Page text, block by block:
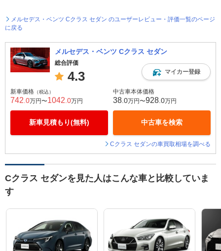
メルセデス・ベンツ Cクラス セダン のユーザーレビュー・評価一覧のページ
に戻る
メルセデス・ベンツ Cクラス セダン
総合評価
4.3 マイカー登録
新車価格 （税込）
742 .0万円〜1042 .0万円
新車見積もり(無料)
中古車本体価格
38 .0万円〜928 .0万円
中古車を検索
Cクラス セダンの車買取相場を調べる
Cクラス セダンを見た人はこんな車と比較していま
す